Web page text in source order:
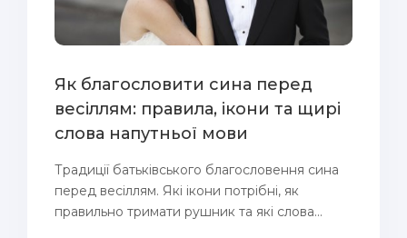
Як благословити сина перед
весіллям: правила, ікони та щирі
слова напутньої мови
Традиції батьківського благословення сина
перед весіллям. Які ікони потрібні, як
правильно тримати рушник та які слова...